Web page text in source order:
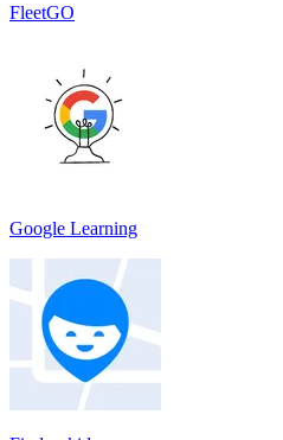
FleetGO
Google Learning